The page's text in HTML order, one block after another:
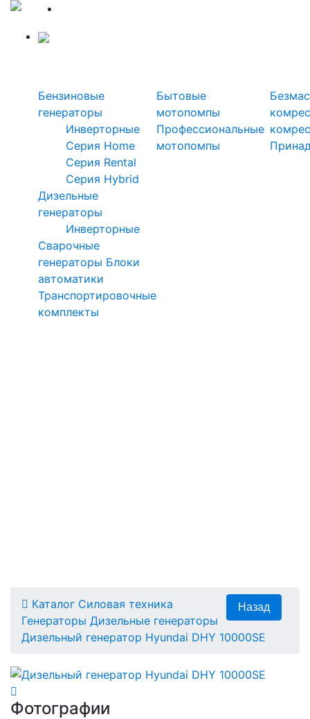
Бензиновые
генераторы
Инверторные
Серия Home
Серия Rental
Серия Hybrid
Дизельные
генераторы
Инверторные
Сварочные
генераторы Блоки
автоматики
Транспортировочные
комплекты
Бытовые
мотопомпы
Профессиональные
мотопомпы
Каталог Силовая техника
Генераторы Дизельные генераторы
Дизельный генератор Hyundai DHY 10000SE
Фотографии